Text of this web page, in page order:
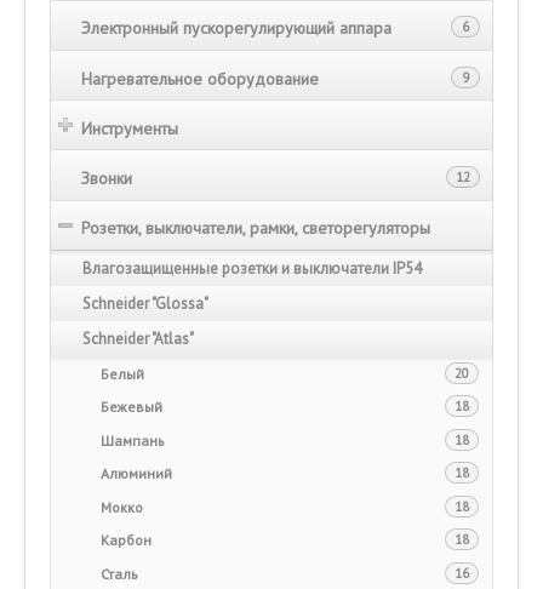
6
Электронный пускорегулирующий аппара
9
Нагревательное оборудование
Инструменты
12
Звонки
Розетки, выключатели, рамки, светорегуляторы
Влагозащищенные розетки и выключатели IP54
Schneider "Glossa"
Schneider "Atlas"
20
Белый
18
Бежевый
18
Шампань
18
Алюминий
18
Мокко
18
Карбон
16
Сталь